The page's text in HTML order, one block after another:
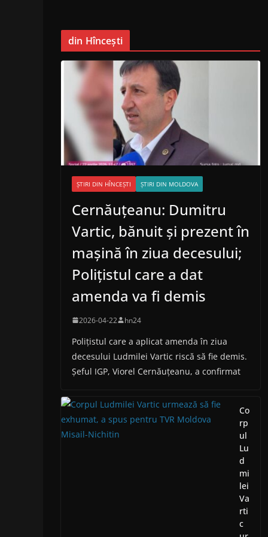
din Hîncești
ȘTIRI DIN HÎNCEȘTI ȘTIRI DIN MOLDOVA
Cernăuțeanu: Dumitru
Vartic, bănuit și prezent în
mașină în ziua decesului;
Polițistul care a dat
amenda va fi demis
2026-04-22 hn24
Polițistul care a aplicat amenda în ziua
decesului Ludmilei Vartic riscă să fie demis.
Șeful IGP, Viorel Cernăuțeanu, a confirmat
Co
rp
ul
Lu
d
mi
lei
Va
rti
c